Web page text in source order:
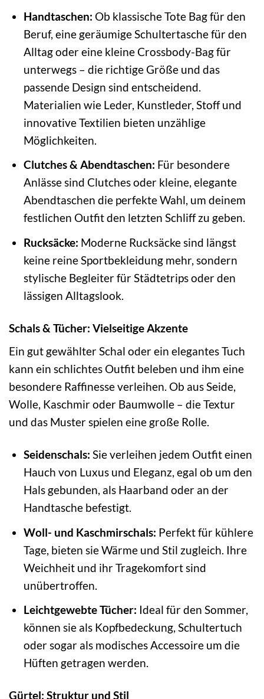
Handtaschen: Ob klassische Tote Bag für den
Beruf, eine geräumige Schultertasche für den
Alltag oder eine kleine Crossbody-Bag für
unterwegs – die richtige Größe und das
passende Design sind entscheidend.
Materialien wie Leder, Kunstleder, Stoff und
innovative Textilien bieten unzählige
Möglichkeiten.
Clutches & Abendtaschen: Für besondere
Anlässe sind Clutches oder kleine, elegante
Abendtaschen die perfekte Wahl, um deinem
festlichen Outfit den letzten Schliff zu geben.
Rucksäcke: Moderne Rucksäcke sind längst
keine reine Sportbekleidung mehr, sondern
stylische Begleiter für Städtetrips oder den
lässigen Alltagslook.
Schals & Tücher: Vielseitige Akzente
Ein gut gewählter Schal oder ein elegantes Tuch
kann ein schlichtes Outfit beleben und ihm eine
besondere Raffinesse verleihen. Ob aus Seide,
Wolle, Kaschmir oder Baumwolle – die Textur
und das Muster spielen eine große Rolle.
Seidenschals: Sie verleihen jedem Outfit einen
Hauch von Luxus und Eleganz, egal ob um den
Hals gebunden, als Haarband oder an der
Handtasche befestigt.
Woll- und Kaschmirschals: Perfekt für kühlere
Tage, bieten sie Wärme und Stil zugleich. Ihre
Weichheit und ihr Tragekomfort sind
unübertroffen.
Leichtgewebte Tücher: Ideal für den Sommer,
können sie als Kopfbedeckung, Schultertuch
oder sogar als modisches Accessoire um die
Hüften getragen werden.
Gürtel: Struktur und Stil